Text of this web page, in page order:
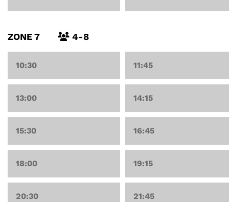
ZONE 7 4-8
10:30 11:45
13:00 14:15
15:30 16:45
18:00 19:15
20:30 21:45